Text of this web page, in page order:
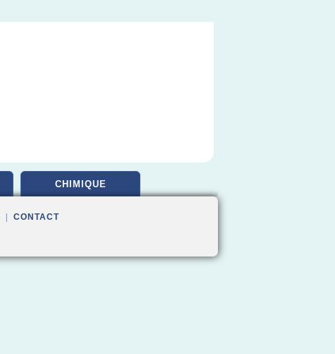
CHIMIQUE
CONTACT